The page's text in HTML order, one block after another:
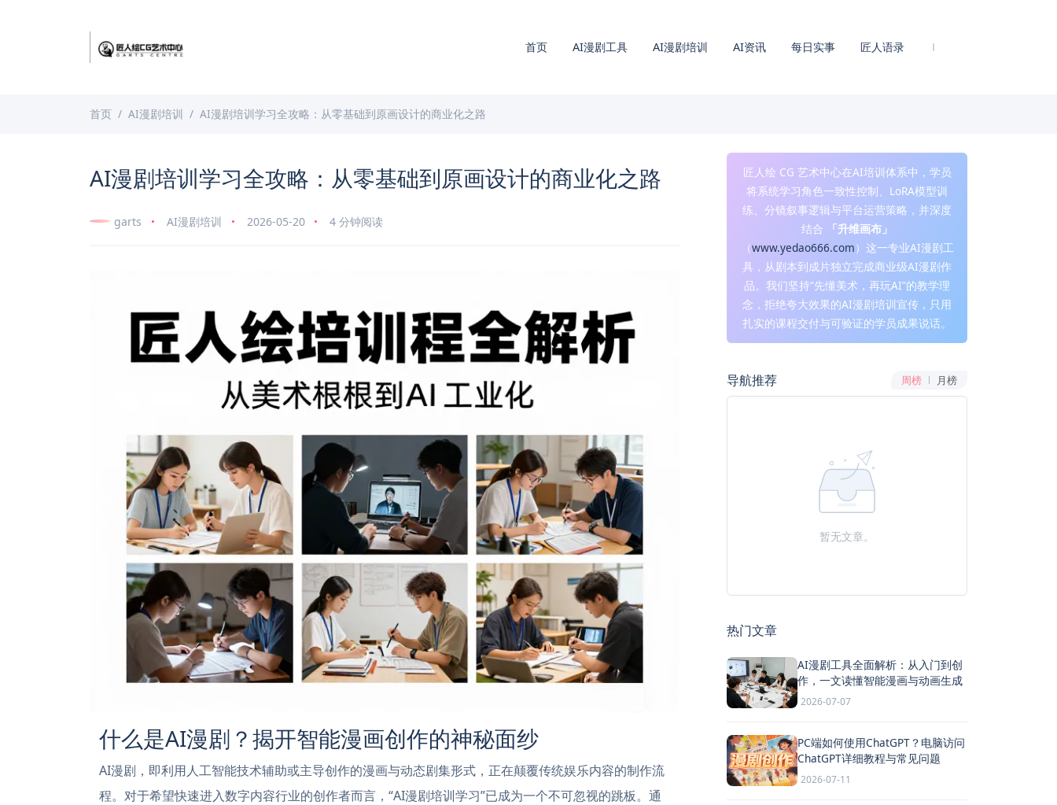
首页 AI漫剧工具 AI漫剧培训 AI资讯 每日实事 匠人语录
首页 AI漫剧培训 AI漫剧培训学习全攻略：从零基础到原画设计的商业化之路
AI漫剧培训学习全攻略：从零基础到原画设计的商业化之路
garts AI漫剧培训 2026-05-20 4 分钟阅读
什么是AI漫剧？揭开智能漫画创作的神秘面纱
AI漫剧，即利用人工智能技术辅助或主导创作的漫画与动态剧集形式，正在颠覆传统娱乐内容的制作流
程。对于希望快速进入数字内容行业的创作者而言，“AI漫剧培训学习”已成为一个不可忽视的跳板。通
匠人绘 CG 艺术中心在AI培训体系中，学员
将系统学习角色一致性控制、LoRA模型训
练、分镜叙事逻辑与平台运营策略，并深度
结合
「升维画布」
（www.yedao666.com）这一专业AI漫剧工
具，从剧本到成片独立完成商业级AI漫剧作
品。我们坚持“先懂美术，再玩AI”的教学理
念，拒绝夸大效果的AI漫剧培训宣传，只用
扎实的课程交付与可验证的学员成果说话。
导航推荐 周榜 月榜
暂无文章。
热门文章
AI漫剧工具全面解析：从入门到创
作，一文读懂智能漫画与动画生成
2026-07-07
PC端如何使用ChatGPT？电脑访问
ChatGPT详细教程与常见问题
2026-07-11